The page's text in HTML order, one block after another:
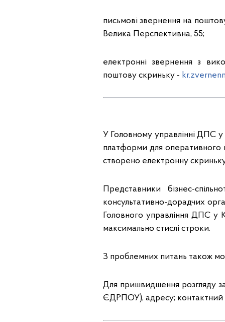
письмові звернення на
Велика Перспективна, 55;
електронні звернення з
поштову скриньку -
У Головному управлінні ДПС у
платформи для оперативного
створено електронну
Представники бізнес-
консультативно-дорадчих
Головного управління ДПС у
максимально стислі строки.
З проблемних питань також
Для пришвидшення розгляду
ЄДРПОУ), адресу; контактний